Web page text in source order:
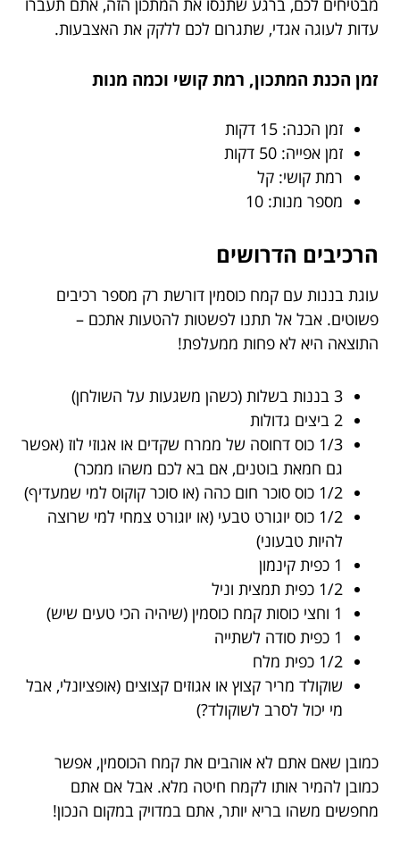
מבטיחים לכם, ברגע שתנסו את המתכון הזה, אתם תעברו
עדות לעוגה אגדי, שתגרום לכם ללקק את האצבעות.
זמן הכנת המתכון, רמת קושי וכמה מנות
זמן הכנה: 15 דקות
זמן אפייה: 50 דקות
רמת קושי: קל
מספר מנות: 10
הרכיבים הדרושים
עוגת בננות עם קמח כוסמין דורשת רק מספר רכיבים
פשוטים. אבל אל תתנו לפשטות להטעות אתכם –
התוצאה היא לא פחות ממעלפת!
3 בננות בשלות (כשהן משגעות על השולחן)
2 ביצים גדולות
1/3 כוס דחוסה של ממרח שקדים או אגוזי לוז (אפשר
גם חמאת בוטנים, אם בא לכם משהו ממכר)
1/2 כוס סוכר חום כהה (או סוכר קוקוס למי שמעדיף)
1/2 כוס יוגורט טבעי (או יוגורט צמחי למי שרוצה
להיות טבעוני)
1 כפית קינמון
1/2 כפית תמצית וניל
1 וחצי כוסות קמח כוסמין (שיהיה הכי טעים שיש)
1 כפית סודה לשתייה
1/2 כפית מלח
שוקולד מריר קצוץ או אגוזים קצוצים (אופציונלי, אבל
מי יכול לסרב לשוקולד?)
כמובן שאם אתם לא אוהבים את קמח הכוסמין, אפשר
כמובן להמיר אותו לקמח חיטה מלא. אבל אם אתם
מחפשים משהו בריא יותר, אתם במדויק במקום הנכון!